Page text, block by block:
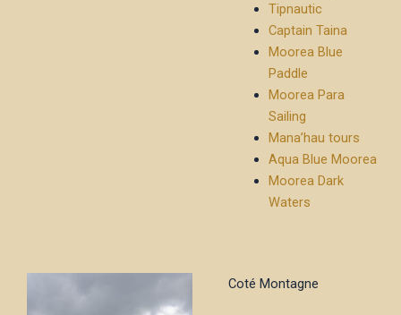
Tipnautic
Captain Taina
Moorea Blue
Paddle
Moorea Para
Sailing
Mana’hau tours
Aqua Blue Moorea
Moorea Dark
Waters
Coté Montagne